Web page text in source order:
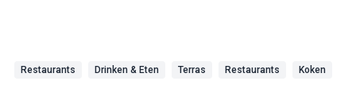
Restaurants Drinken & Eten Terras Restaurants Koken